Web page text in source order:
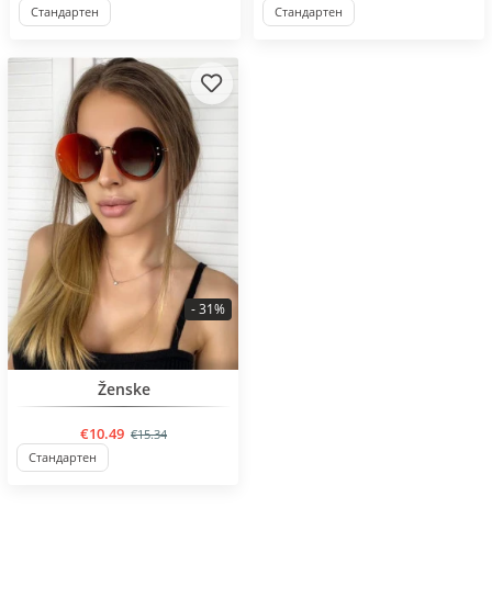
Стандартен Стандартен
Ženske
€10.49 €15.34
- 31%
Стандартен